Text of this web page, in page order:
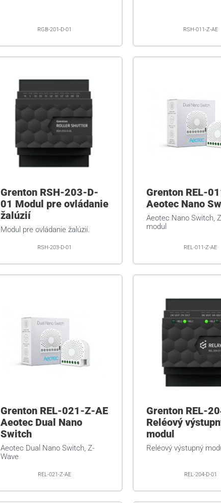
RGB-201-D-01 RSH-011-Z-AE
Grenton RSH-203-D-
01 Modul pre ovládanie
žalúzií
Modul pre ovládanie žalúzií.
RSH-203-D-01
Grenton REL-
Aeotec Nano
Aeotec Nano Switch,
modul
REL-011-Z-AE
Grenton REL-021-Z-AE
Aeotec Dual Nano
Switch
Aeotec Dual Nano Switch, Z-
Wave
REL-021-Z-AE
Grenton REL-
Reléový
modul
Reléový výstupný
REL-204-D-01